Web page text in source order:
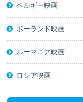
ベルギー映画
ポーランド映画
ルーマニア映画
ロシア映画